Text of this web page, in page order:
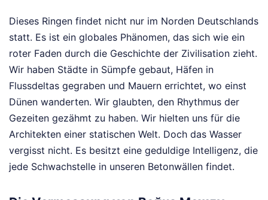
Dieses Ringen findet nicht nur im Norden Deutschlands
statt. Es ist ein globales Phänomen, das sich wie ein
roter Faden durch die Geschichte der Zivilisation zieht.
Wir haben Städte in Sümpfe gebaut, Häfen in
Flussdeltas gegraben und Mauern errichtet, wo einst
Dünen wanderten. Wir glaubten, den Rhythmus der
Gezeiten gezähmt zu haben. Wir hielten uns für die
Architekten einer statischen Welt. Doch das Wasser
vergisst nicht. Es besitzt eine geduldige Intelligenz, die
jede Schwachstelle in unseren Betonwällen findet.